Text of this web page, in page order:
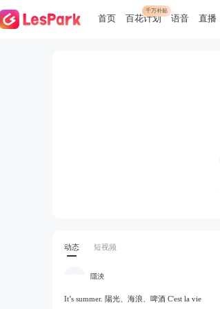
首页
千万补贴
百花计划 语音 直播
动态 短视频
隱泱
It’s summer. 陽光、海浪、啤酒 C'est la vie